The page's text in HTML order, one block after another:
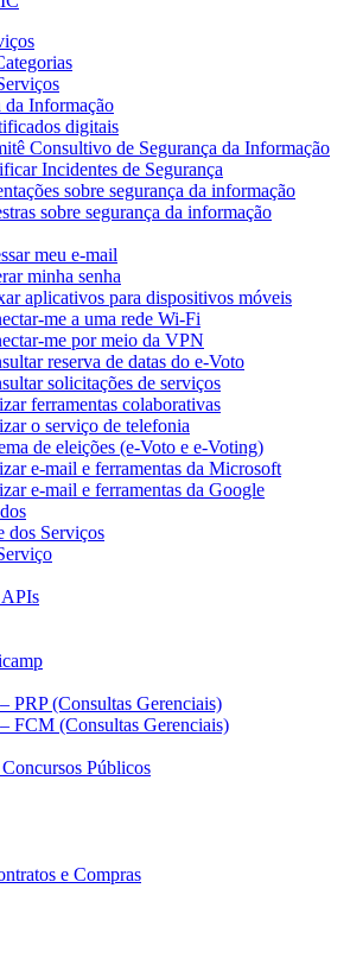
da Informação
digitais
Consultivo de Segurança da Informação
Incidentes de Segurança
sobre segurança da informação
sobre segurança da informação
meu e-mail
minha senha
aplicativos para dispositivos móveis
me a uma rede Wi-Fi
me por meio da VPN
reserva de datas do e-Voto
solicitações de serviços
ferramentas colaborativas
o serviço de telefonia
de eleições (e-Voto e e-Voting)
e-mail e ferramentas da Microsoft
e-mail e ferramentas da Google
dos Serviços
APIs
PRP (Consultas Gerenciais)
FCM (Consultas Gerenciais)
Públicos
e Compras